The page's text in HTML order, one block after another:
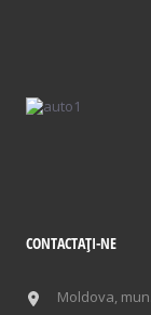
CONTACTAŢI-NE
Moldova,